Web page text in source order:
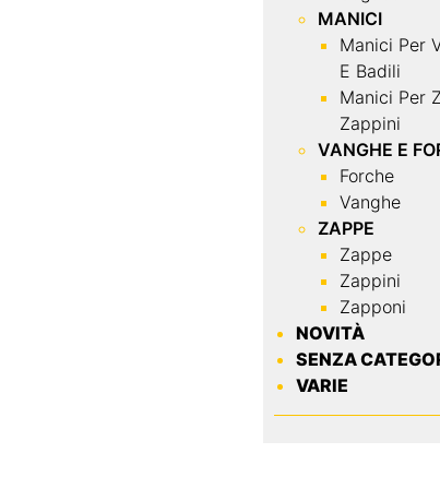
MANICI
Manici Per
E Badili
Manici Per
Zappini
VANGHE E
Forche
Vanghe
ZAPPE
Zappe
Zappini
Zapponi
NOVITÀ
SENZA
VARIE